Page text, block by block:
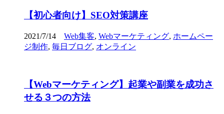
【初心者向け】SEO対策講座
2021/7/14 Web集客, Webマーケティング, ホームペー
ジ制作, 毎日ブログ, オンライン
【Webマーケティング】起業や副業を成功さ
せる３つの方法